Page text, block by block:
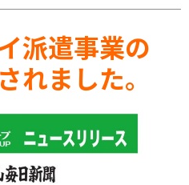
派遣事業の
れました。